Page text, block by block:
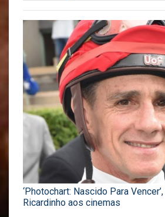
‘Photochart: Nascido Para
Ricardinho aos cinemas